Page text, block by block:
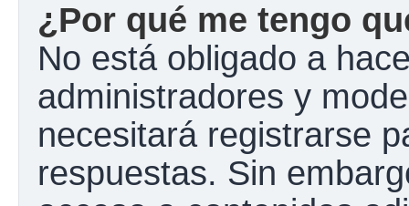
¿Por qué me tengo
No está obligado a
administradores y
necesitará registrarse
respuestas. Sin